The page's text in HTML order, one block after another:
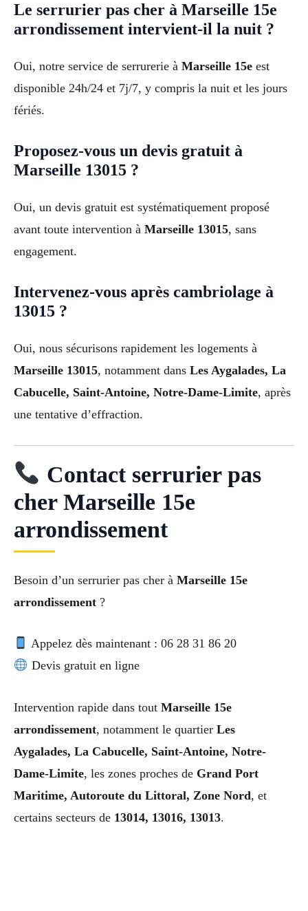
Le serrurier pas cher à Marseille 15e
arrondissement intervient-il la nuit ?
Oui, notre service de serrurerie à Marseille 15e est
disponible 24h/24 et 7j/7, y compris la nuit et les jours
fériés.
Proposez-vous un devis gratuit à
Marseille 13015 ?
Oui, un devis gratuit est systématiquement proposé
avant toute intervention à Marseille 13015, sans
engagement.
Intervenez-vous après cambriolage à
13015 ?
Oui, nous sécurisons rapidement les logements à
Marseille 13015, notamment dans Les Aygalades, La
Cabucelle, Saint-Antoine, Notre-Dame-Limite, après
une tentative d’effraction.
Contact serrurier pas
cher Marseille 15e
arrondissement
Besoin d’un serrurier pas cher à Marseille 15e
arrondissement ?
Appelez dès maintenant : 06 28 31 86 20
Devis gratuit en ligne
Intervention rapide dans tout Marseille 15e
arrondissement, notamment le quartier Les
Aygalades, La Cabucelle, Saint-Antoine, Notre-
Dame-Limite, les zones proches de Grand Port
Maritime, Autoroute du Littoral, Zone Nord, et
certains secteurs de 13014, 13016, 13013.